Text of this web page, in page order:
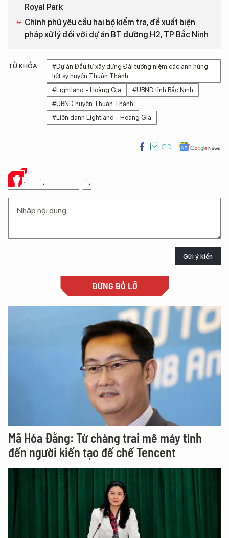
Royal Park
Chính phủ yêu cầu hai bộ kiểm tra, đề xuất biện
pháp xử lý đối với dự án BT đường H2, TP Bắc Ninh
TỪ KHÓA:
#Dự án Đầu tư xây dựng Đài tưởng niệm các anh hùng
liệt sỹ huyện Thuận Thành
#Lightland - Hoàng Gia
#UBND tỉnh Bắc Ninh
#UBND huyện Thuận Thành
#Liên danh Lightland - Hoàng Gia
Ý KIẾN CỦA BẠN
Gửi ý kiến
ĐỪNG BỎ LỠ
Mã Hóa Đằng: Từ chàng trai mê máy tính
đến người kiến tạo đế chế Tencent